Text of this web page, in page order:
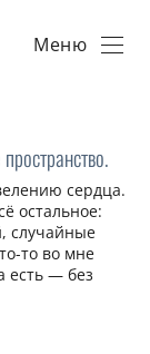
Меню
сердца.
остальное:
случайные
то во мне
есть — без